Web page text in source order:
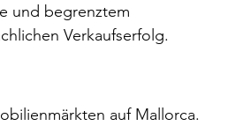
und begrenztem
Verkaufserfolg.
auf Mallorca.